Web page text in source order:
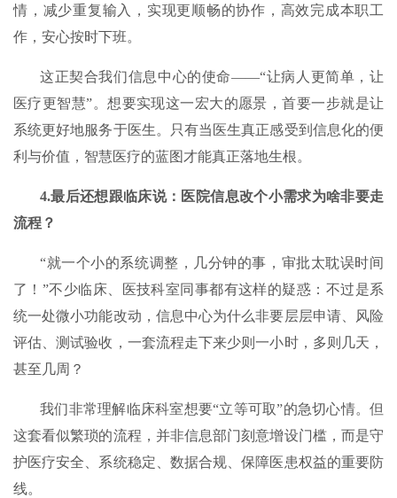
情，减少重复输入，实现更顺畅的协作，高效完成本职工
作，安心按时下班。
这正契合我们信息中心的使命——“让病人更简单，让
医疗更智慧”。想要实现这一宏大的愿景，首要一步就是让
系统更好地服务于医生。只有当医生真正感受到信息化的便
利与价值，智慧医疗的蓝图才能真正落地生根。
4.最后还想跟临床说： 医院信息改个小需求为啥非要走
流程？
“就一个小的系统调整，几分钟的事，审批太耽误时间
了！”不少临床、医技科室同事都有这样的疑惑：不过是系
统一处微小功能改动，信息中心为什么非要层层申请、风险
评估、测试验收，一套流程走下来少则一小时，多则几天，
甚至几周？
我们非常理解临床科室想要“立等可取”的急切心情。但
这套看似繁琐的流程，并非信息部门刻意增设门槛，而是守
护医疗安全、系统稳定、数据合规、保障医患权益的重要防
线。